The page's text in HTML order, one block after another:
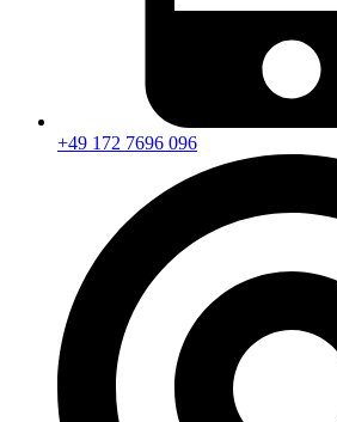
+49 172 7696 096